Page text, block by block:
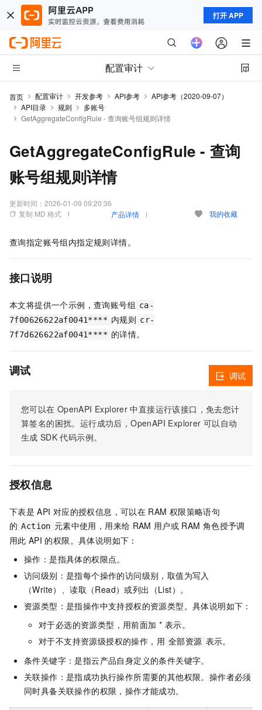
打开 APP
配置审计
首页 配置审计 开发参考 API参考
API参考（2020-09-07）
API目录
规则
多账号
GetAggregateConfigRule - 查询账号组规则详情
GetAggregateConfigRule - 查询
账号组规则详情
更新时间： 2026-01-09 09:20:36
复制 MD 格式
产品详情 我的收藏
查询指定账号组内指定规则详情。
接口说明
本文将提供一个示例，查询账号组 ca-
7f00626622af0041**** 内规则 cr-
7f7d626622af0041**** 的详情。
调试
您可以在 OpenAPI Explorer 中直接运行该接口，免去您计
算签名的困扰。运行成功后，OpenAPI Explorer 可以自动
生成 SDK 代码示例。
调试
授权信息
下表是 API 对应的授权信息，可以在 RAM 权限策略语句
的 Action 元素中使用，用来给 RAM 用户或 RAM 角色授予调
用此 API 的权限。具体说明如下：
操作：是指具体的权限点。
访问级别：是指每个操作的访问级别，取值为写入
（Write）、读取（Read）或列出（List）。
资源类型：是指操作中支持授权的资源类型。具体说明如下：
对于必选的资源类型，用前面加 * 表示。
对于不支持资源级授权的操作，用 全部资源 表示。
条件关键字：是指云产品自身定义的条件关键字。
关联操作：是指成功执行操作所需要的其他权限。操作者必须
同时具备关联操作的权限，操作才能成功。